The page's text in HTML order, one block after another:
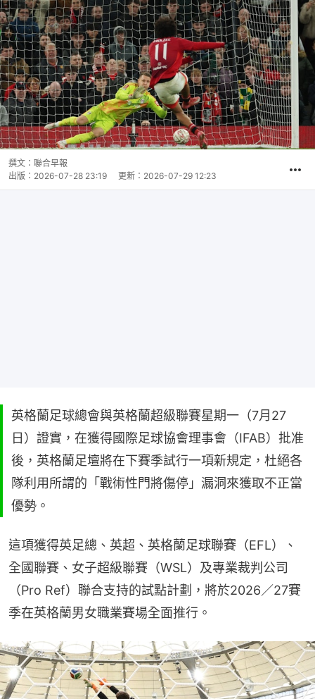
撰文： 聯合早報
出版： 2026-07-28 23:19 更新： 2026-07-29 12:23
英格蘭足球總會與英格蘭超級聯賽星期一（7月27
日）證實，在獲得國際足球協會理事會（IFAB）批准
後，英格蘭足壇將在下賽季試行一項新規定，杜絕各
隊利用所謂的「戰術性門將傷停」漏洞來獲取不正當
優勢。
這項獲得英足總、英超、英格蘭足球聯賽（EFL）、
全國聯賽、女子超級聯賽（WSL）及專業裁判公司
（Pro Ref）聯合支持的試點計劃，將於2026／27賽
季在英格蘭男女職業賽場全面推行。